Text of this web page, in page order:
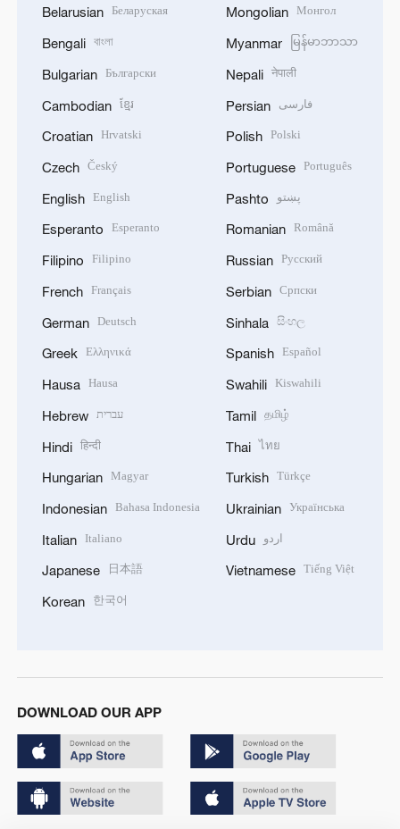
Belarusian Беларуская
Bengali বাংলা
Bulgarian Български
Cambodian ខ្មែរ
Croatian Hrvatski
Czech Český
English English
Esperanto Esperanto
Filipino Filipino
French Français
German Deutsch
Greek Ελληνικά
Hausa Hausa
Hebrew עברית
Hindi हिन्दी
Hungarian Magyar
Indonesian Bahasa Indonesia
Italian Italiano
Japanese 日本語
Korean 한국어
Mongolian Монгол
Myanmar မြန်မာဘာသာ
Nepali नेपाली
Persian فارسی
Polish Polski
Portuguese Português
Pashto پښتو
Romanian Română
Russian Русский
Serbian Српски
Sinhala සිංහල
Spanish Español
Swahili Kiswahili
Tamil தமிழ்
Thai ไทย
Turkish Türkçe
Ukrainian Українська
Urdu اردو
Vietnamese Tiếng Việt
DOWNLOAD OUR APP